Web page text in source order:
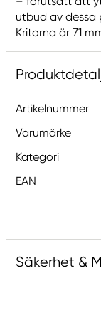
utbud av dessa
Kritorna är 71
Artikelnummer
Varumärke
Kategori
EAN
Säkerhet &